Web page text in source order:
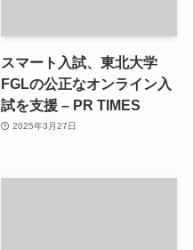
スマート入試、東北大学
FGLの公正なオンライン入
試を支援 – PR TIMES
2025年3月27日